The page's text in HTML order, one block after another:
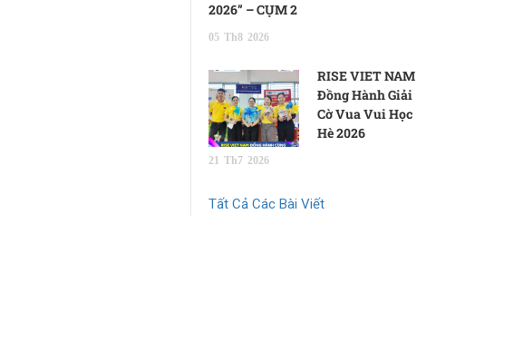
2026” – CỤM 2
05 Th8 2026
RISE VIET NAM
Đồng Hành Giải
Cờ Vua Vui Học
Hè 2026
21 Th7 2026
Tất Cả Các Bài Viết